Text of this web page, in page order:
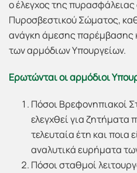
ο έλεγχος της
Πυροσβεστικού Σώματος,
ανάγκη άμεσης παρέμβασης
των αρμόδιων Υπουργείων.
Ερωτώνται οι αρμόδιοι
Πόσοι Βρεφονηπιακοί
ελεγχθεί για ζητήματα
τελευταία έτη και ποια
αναλυτικά ευρήματα
Πόσοι σταθμοί